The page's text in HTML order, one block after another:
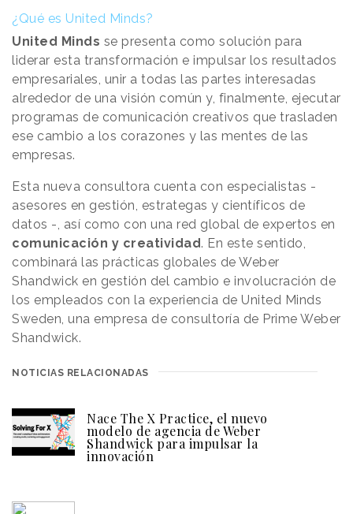
¿Qué es United Minds?
United Minds se presenta como solución para
liderar esta transformación e impulsar los resultados
empresariales, unir a todas las partes interesadas
alrededor de una visión común y, finalmente, ejecutar
programas de comunicación creativos que trasladen
ese cambio a los corazones y las mentes de las
empresas.
Esta nueva consultora cuenta con especialistas -
asesores en gestión, estrategas y científicos de
datos -, así como con una red global de expertos en
comunicación y creatividad. En este sentido,
combinará las prácticas globales de Weber
Shandwick en gestión del cambio e involucración de
los empleados con la experiencia de United Minds
Sweden, una empresa de consultoría de Prime Weber
Shandwick.
NOTICIAS RELACIONADAS
Nace The X Practice, el nuevo
modelo de agencia de Weber
Shandwick para impulsar la
innovación